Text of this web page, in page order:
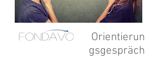
Orientierun
gsgespräch